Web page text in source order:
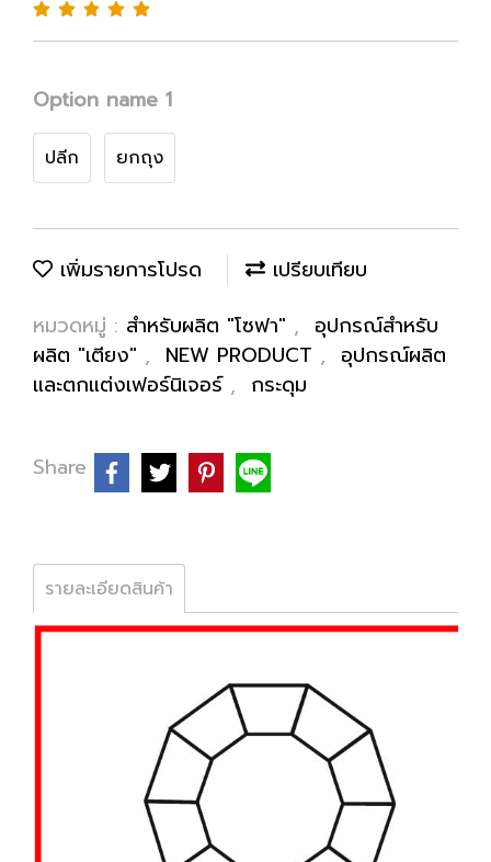
Option name 1
ปลีก ยกถุง
เพิ่มรายการโปรด
เปรียบเทียบ
หมวดหมู่ : สำหรับผลิต "โซฟา" , อุปกรณ์สำหรับ
ผลิต "เตียง" , NEW PRODUCT , อุปกรณ์ผลิต
และตกแต่งเฟอร์นิเจอร์ , กระดุม
Share
รายละเอียดสินค้า